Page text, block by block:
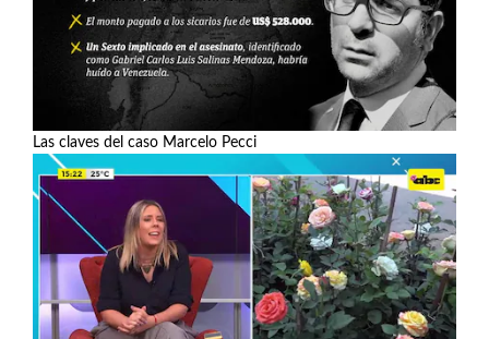
Las claves del caso Marcelo Pecci
Ver más